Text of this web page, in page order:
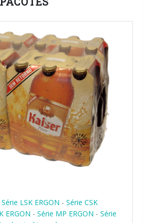
Série LSK ERGON - Série CSK
ERGON - Série MP ERGON - Série